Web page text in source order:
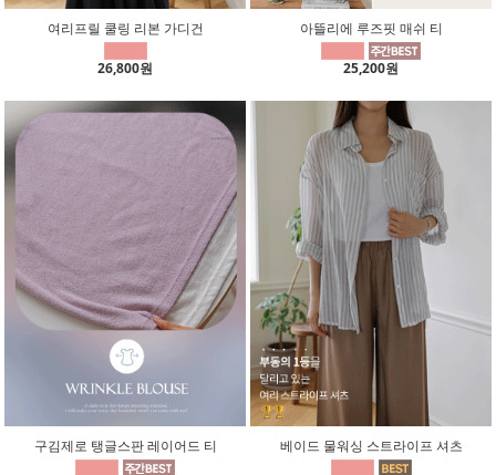
여리프릴 쿨링 리본 가디건
26,800원
아뜰리에 루즈핏 매쉬 티
25,200원
구김제로 탱글스판 레이어드 티 베이드 물워싱 스트라이프 셔츠